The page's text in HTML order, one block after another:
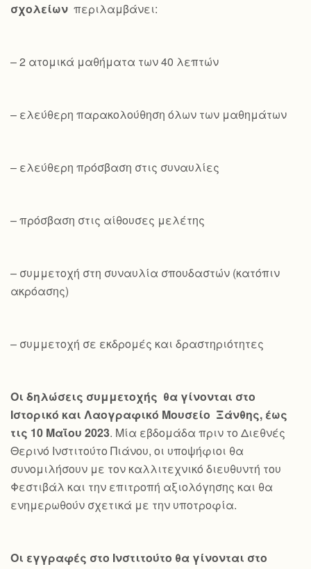
σχολείων περιλαμβάνει:
– 2 ατομικά μαθήματα των 40 λεπτών
– ελεύθερη παρακολούθηση όλων των μαθημάτων
– ελεύθερη πρόσβαση στις συναυλίες
– πρόσβαση στις αίθουσες μελέτης
– συμμετοχή στη συναυλία σπουδαστών (κατόπιν
ακρόασης)
– συμμετοχή σε εκδρομές και δραστηριότητες
Οι δηλώσεις συμμετοχής θα γίνονται στο
Ιστορικό και Λαογραφικό Μουσείο Ξάνθης, έως
τις 10 Μαΐου 2023. Μία εβδομάδα πριν το Διεθνές
Θερινό Ινστιτούτο Πιάνου, οι υποψήφιοι θα
συνομιλήσουν με τον καλλιτεχνικό διευθυντή του
Φεστιβάλ και την επιτροπή αξιολόγησης και θα
ενημερωθούν σχετικά με την υποτροφία.
Οι εγγραφές στο Ινστιτούτο θα γίνονται στο